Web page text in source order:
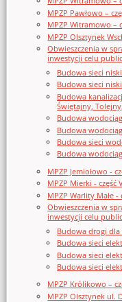
MPZP Pawłowo –
MPZP Witramowo –
MPZP Olsztynek
Obwieszczenia w
inwestycji celu
Budowa sieci
Budowa sieci
Budowa
Świętajny,
Budowa
Budowa
Budowa sieci
Budowa
MPZP Jemiołowo -
MPZP Mierki - część
MPZP Warlity Małe -
Obwieszczenia w
inwestycji celu
Budowa drogi dla
Budowa sieci
Budowa sieci
Budowa sieci
MPZP Królikowo –
MPZP Olsztynek ul.